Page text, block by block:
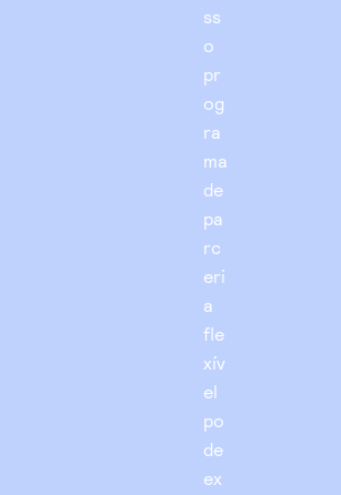
ss
o
pr
og
ra
ma
de
pa
rc
eri
a
fle
xív
el
po
de
ex